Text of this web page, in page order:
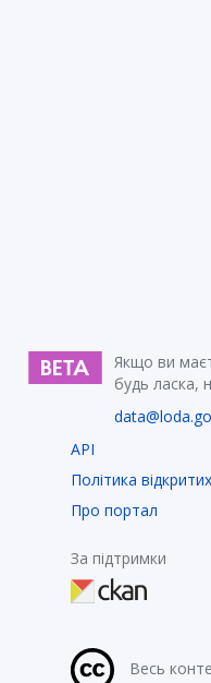
Якщо ви
будь ласка,
API
Політика
Про портал
За підтримки
Весь